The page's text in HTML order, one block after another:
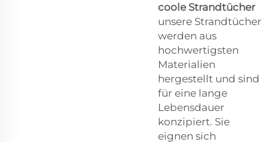
coole Strandtücher
unsere Strandtücher
werden aus
hochwertigsten
Materialien
hergestellt und sind
für eine lange
Lebensdauer
konzipiert. Sie
eignen sich